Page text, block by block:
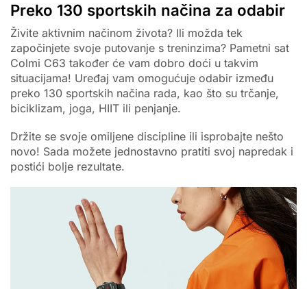
Preko 130 sportskih načina za odabir
Živite aktivnim načinom života? Ili možda tek
započinjete svoje putovanje s treninzima? Pametni sat
Colmi C63 također će vam dobro doći u takvim
situacijama! Uređaj vam omogućuje odabir između
preko 130 sportskih načina rada, kao što su trčanje,
biciklizam, joga, HIIT ili penjanje.
Držite se svoje omiljene discipline ili isprobajte nešto
novo! Sada možete jednostavno pratiti svoj napredak i
postići bolje rezultate.